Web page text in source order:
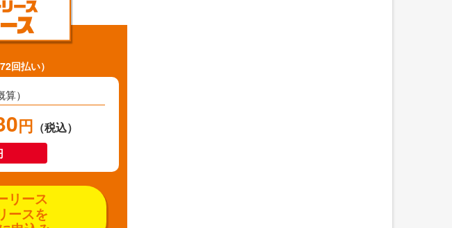
72回払い）
）
円 （税込）
リース
ースを